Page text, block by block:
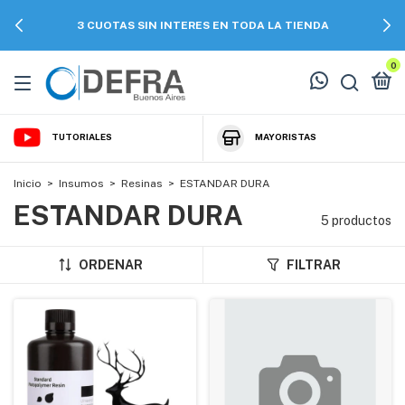
3 CUOTAS SIN INTERES EN TODA LA TIENDA
0
TUTORIALES MAYORISTAS
Inicio > Insumos > Resinas > ESTANDAR DURA
ESTANDAR DURA 5 productos
ORDENAR FILTRAR